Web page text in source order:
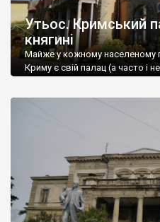
Утьос. Кримський
княгині
Майже у кожному населеному
Криму є свій палац (а часто і